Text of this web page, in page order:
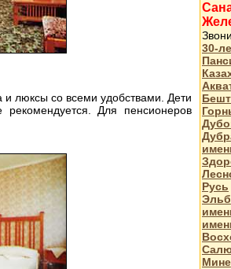
люксы со всеми удобствами. Дети
Для пенсионеров
30-
Русь